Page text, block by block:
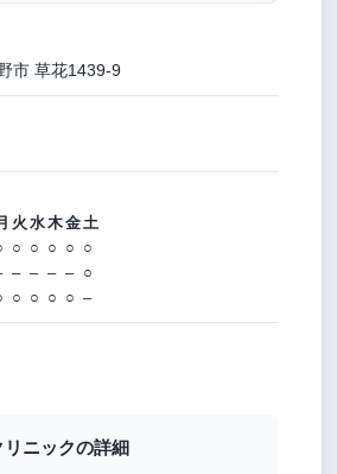
市 草花1439-9
火 水木金 土
○ ○ ○ ○ ○
– – – – ○
○ ○ ○ ○ –
ニックの詳細